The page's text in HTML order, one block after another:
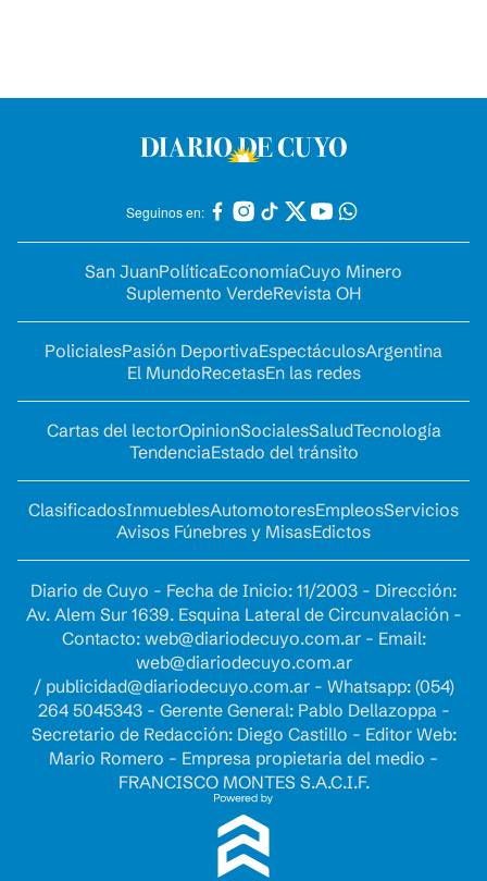
Seguinos en:
San JuanPolíticaEconomíaCuyo Minero
Suplemento VerdeRevista OH
PolicialesPasión DeportivaEspectáculosArgentina
El MundoRecetasEn las redes
Cartas del lectorOpinionSocialesSaludTecnología
TendenciaEstado del tránsito
ClasificadosInmueblesAutomotoresEmpleosServicios
Avisos Fúnebres y MisasEdictos
Diario de Cuyo - Fecha de Inicio: 11/2003 - Dirección:
Av. Alem Sur 1639. Esquina Lateral de Circunvalación -
Contacto: web@diariodecuyo.com.ar- Email:
web@diariodecuyo.com.ar
/ publicidad@diariodecuyo.com.ar- Whatsapp: (054)
264 5045343 - Gerente General: Pablo Dellazoppa -
Secretario de Redacción: Diego Castillo - Editor Web:
Mario Romero - Empresa propietaria del medio -
FRANCISCO MONTES S.A.C.I.F.